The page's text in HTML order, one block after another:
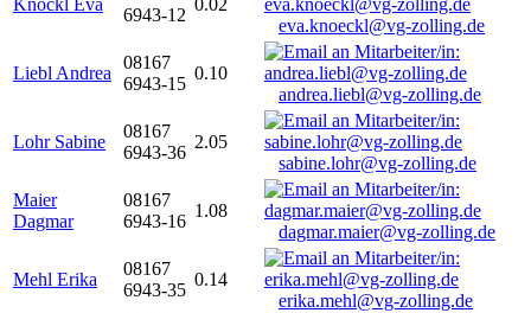
Knöckl Eva
6943-12
0.02
eva.knoeckl@vg-zolling.de
Liebl Andrea
08167
6943-15
0.10
andrea.liebl@vg-zolling.de
Lohr Sabine
08167
6943-36
2.05
sabine.lohr@vg-zolling.de
Maier
Dagmar
08167
6943-16
1.08
dagmar.maier@vg-zolling.de
Mehl Erika
08167
6943-35
0.14
erika.mehl@vg-zolling.de